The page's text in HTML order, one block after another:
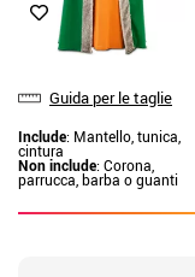
Guida per le taglie
Include: Mantello, tunica,
cintura
Non include: Corona,
parrucca, barba o guanti